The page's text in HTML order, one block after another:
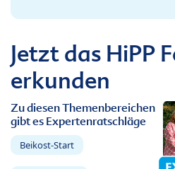
Jetzt das HiPP
erkunden
Zu diesen Themenbereichen
gibt es Expertenratschläge
Beikost-Start